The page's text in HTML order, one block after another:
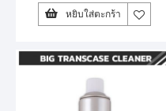
หยิบใส่ตะกร้า